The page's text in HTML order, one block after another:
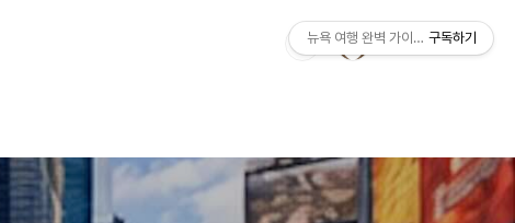
뉴욕 여행 완벽 가이드 |구독하기